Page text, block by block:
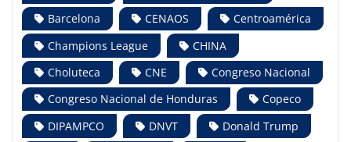
Barcelona
CENAOS
Centroamérica
Champions League
CHINA
Choluteca
CNE
Congreso Nacional
Congreso Nacional de Honduras
Copeco
DIPAMPCO
DNVT
Donald Trump